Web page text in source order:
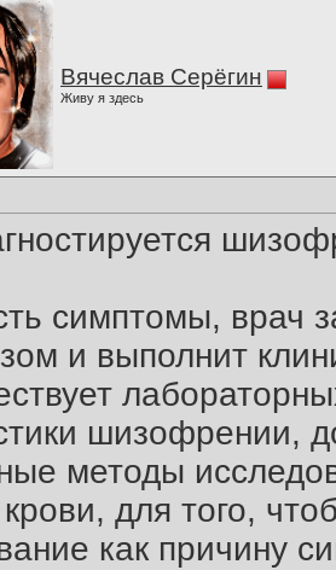
Вячеслав Серёгин
Живу я здесь
симптомы, врач
и выполнит
шизофрении,
методы
для того,
как причину